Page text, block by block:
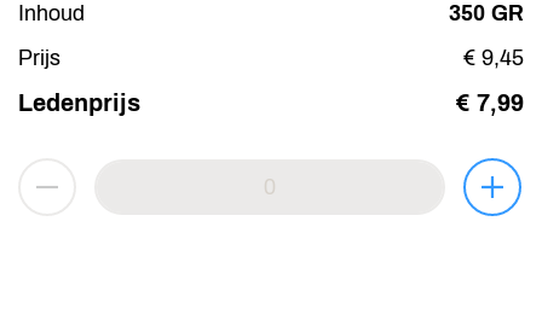
Inhoud
350 GR
Prijs
€ 9,45
Ledenprijs € 7,99